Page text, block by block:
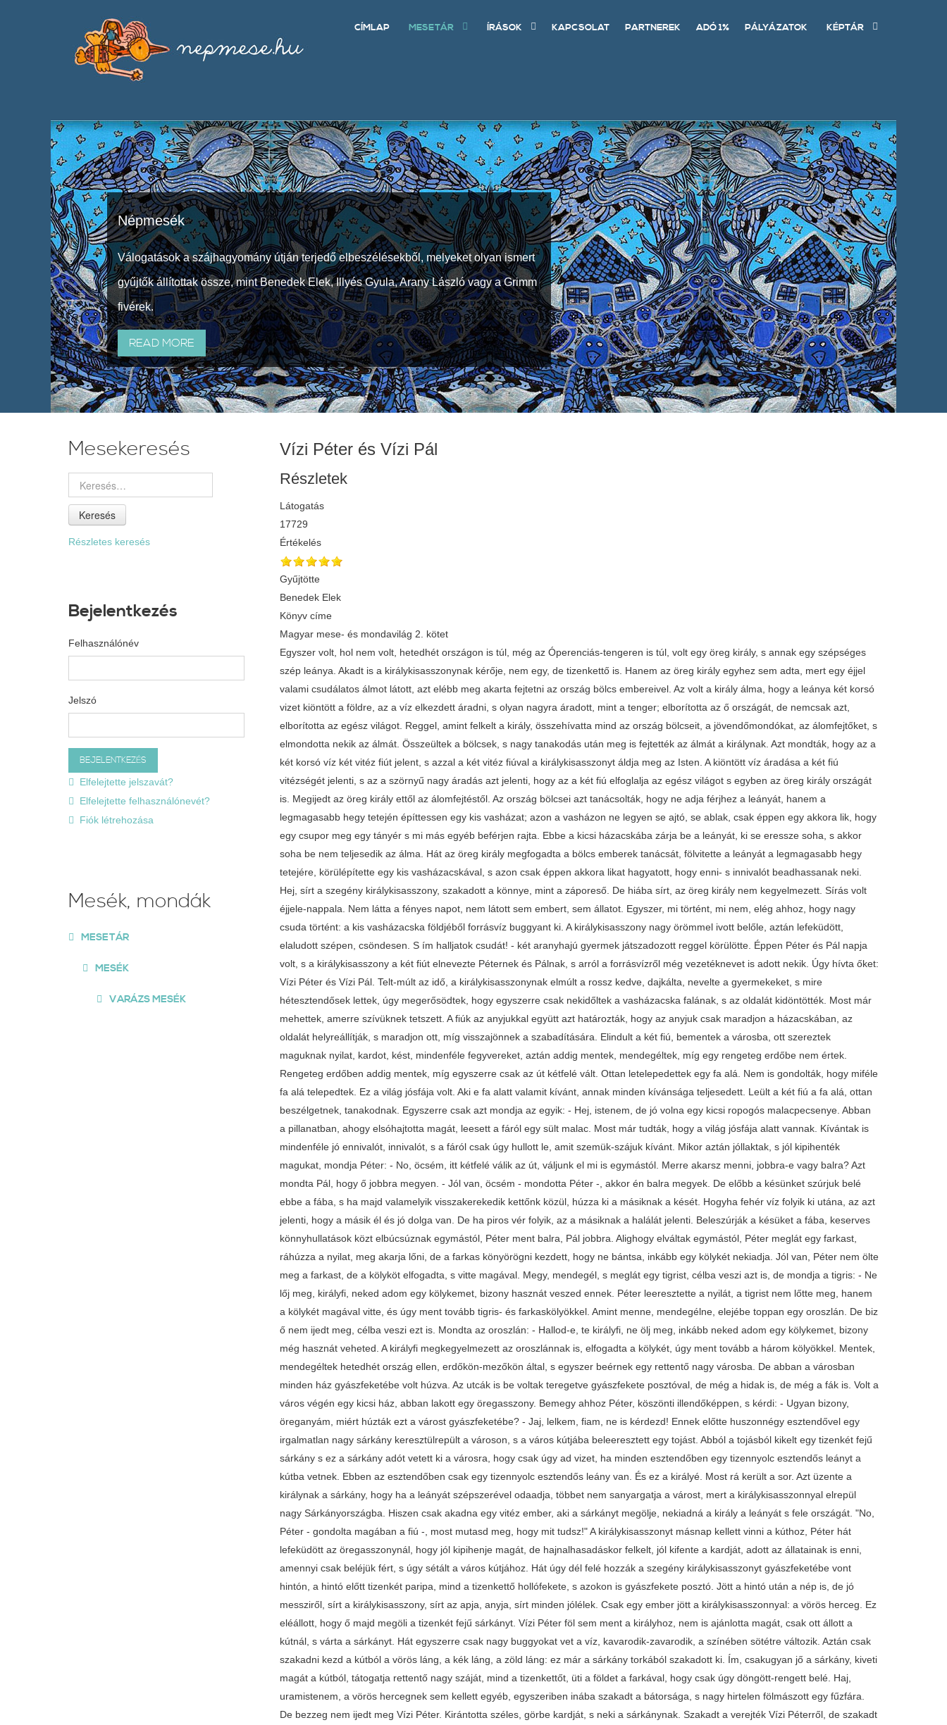
CÍMLAP MESETÁR ÍRÁSOK KAPCSOLAT PARTNEREK ADÓ 1% PÁLYÁZATOK KÉPTÁR
Népmesék
Válogatások a szájhagyomány útján terjedő elbeszélésekből, melyeket olyan ismert
gyűjtők állítottak össze, mint Benedek Elek, Illyés Gyula, Arany László vagy a Grimm
fivérek.
READ MORE
Vízi Péter és Vízi Pál
Részletek
Látogatás
17729
Értékelés
Gyűjtötte
Benedek Elek
Könyv címe
Magyar mese- és mondavilág 2. kötet
Egyszer volt, hol nem volt, hetedhét országon is túl, még az Óperenciás-tengeren is túl, volt egy öreg király, s annak egy szépséges szép leánya. Akadt is a királykisasszonynak kérője, nem egy, de tizenkettő is. Hanem az öreg király egyhez sem adta, mert egy éjjel valami csudálatos álmot látott, azt elébb meg akarta fejtetni az ország bölcs embereivel. Az volt a király álma, hogy a leánya két korsó vizet kiöntött a földre, az a víz elkezdett áradni, s olyan nagyra áradott, mint a tenger; elborította az ő országát, de nemcsak azt, elborította az egész világot. Reggel, amint felkelt a király, összehívatta mind az ország bölcseit, a jövendőmondókat, az álomfejtőket, s elmondotta nekik az álmát. Összeültek a bölcsek, s nagy tanakodás után meg is fejtették az álmát a királynak. Azt mondták, hogy az a két korsó víz két vitéz fiút jelent, s azzal a két vitéz fiúval a királykisasszonyt áldja meg az Isten. A kiöntött víz áradása a két fiú vitézségét jelenti, s az a szörnyű nagy áradás azt jelenti, hogy az a két fiú elfoglalja az egész világot s egyben az öreg király országát is. Megijedt az öreg király ettől az álomfejtéstől. Az ország bölcsei azt tanácsolták, hogy ne adja férjhez a leányát, hanem a legmagasabb hegy tetején építtessen egy kis vasházat; azon a vasházon ne legyen se ajtó, se ablak, csak éppen egy akkora lik, hogy egy csupor meg egy tányér s mi más egyéb beférjen rajta. Ebbe a kicsi házacskába zárja be a leányát, ki se eressze soha, s akkor soha be nem teljesedik az álma. Hát az öreg király megfogadta a bölcs emberek tanácsát, fölvitette a leányát a legmagasabb hegy tetejére, körülépítette egy kis vasházacskával, s azon csak éppen akkora likat hagyatott, hogy enni- s innivalót beadhassanak neki. Hej, sírt a szegény királykisasszony, szakadott a könnye, mint a záporeső. De hiába sírt, az öreg király nem kegyelmezett. Sírás volt éjjele-nappala. Nem látta a fényes napot, nem látott sem embert, sem állatot. Egyszer, mi történt, mi nem, elég ahhoz, hogy nagy csuda történt: a kis vasházacska földjéből forrásvíz buggyant ki. A királykisasszony nagy örömmel ivott belőle, aztán lefeküdött, elaludott szépen, csöndesen. S ím halljatok csudát! - két aranyhajú gyermek játszadozott reggel körülötte. Éppen Péter és Pál napja volt, s a királykisasszony a két fiút elnevezte Péternek és Pálnak, s arról a forrásvízről még vezetéknevet is adott nekik. Úgy hívta őket: Vízi Péter és Vízi Pál. Telt-múlt az idő, a királykisasszonynak elmúlt a rossz kedve, dajkálta, nevelte a gyermekeket, s mire hétesztendősek lettek, úgy megerősödtek, hogy egyszerre csak nekidőltek a vasházacska falának, s az oldalát kidöntötték. Most már mehettek, amerre szívüknek tetszett. A fiúk az anyjukkal együtt azt határozták, hogy az anyjuk csak maradjon a házacskában, az oldalát helyreállítják, s maradjon ott, míg visszajönnek a szabadítására. Elindult a két fiú, bementek a városba, ott szereztek maguknak nyilat, kardot, kést, mindenféle fegyvereket, aztán addig mentek, mendegéltek, míg egy rengeteg erdőbe nem értek. Rengeteg erdőben addig mentek, míg egyszerre csak az út kétfelé vált. Ottan letelepedettek egy fa alá. Nem is gondolták, hogy miféle fa alá telepedtek. Ez a világ jósfája volt. Aki e fa alatt valamit kívánt, annak minden kívánsága teljesedett. Leült a két fiú a fa alá, ottan beszélgetnek, tanakodnak. Egyszerre csak azt mondja az egyik: - Hej, istenem, de jó volna egy kicsi ropogós malacpecsenye. Abban a pillanatban, ahogy elsóhajtotta magát, leesett a fáról egy sült malac. Most már tudták, hogy a világ jósfája alatt vannak. Kívántak is mindenféle jó ennivalót, innivalót, s a fáról csak úgy hullott le, amit szemük-szájuk kívánt. Mikor aztán jóllaktak, s jól kipihenték magukat, mondja Péter: - No, öcsém, itt kétfelé válik az út, váljunk el mi is egymástól. Merre akarsz menni, jobbra-e vagy balra? Azt mondta Pál, hogy ő jobbra megyen. - Jól van, öcsém - mondotta Péter -, akkor én balra megyek. De előbb a késünket szúrjuk belé ebbe a fába, s ha majd valamelyik visszakerekedik kettőnk közül, húzza ki a másiknak a kését. Hogyha fehér víz folyik ki utána, az azt jelenti, hogy a másik él és jó dolga van. De ha piros vér folyik, az a másiknak a halálát jelenti. Beleszúrják a késüket a fába, keserves könnyhullatások közt elbúcsúznak egymástól, Péter ment balra, Pál jobbra. Alighogy elváltak egymástól, Péter meglát egy farkast, ráhúzza a nyilat, meg akarja lőni, de a farkas könyörögni kezdett, hogy ne bántsa, inkább egy kölykét nekiadja. Jól van, Péter nem ölte meg a farkast, de a kölyköt elfogadta, s vitte magával. Megy, mendegél, s meglát egy tigrist, célba veszi azt is, de mondja a tigris: - Ne lőj meg, királyfi, neked adom egy kölykemet, bizony hasznát veszed ennek. Péter leeresztette a nyilát, a tigrist nem lőtte meg, hanem a kölykét magával vitte, és úgy ment tovább tigris- és farkaskölyökkel. Amint menne, mendegélne, elejébe toppan egy oroszlán. De biz ő nem ijedt meg, célba veszi ezt is. Mondta az oroszlán: - Hallod-e, te királyfi, ne ölj meg, inkább neked adom egy kölykemet, bizony még hasznát veheted. A királyfi megkegyelmezett az oroszlánnak is, elfogadta a kölykét, úgy ment tovább a három kölyökkel. Mentek, mendegéltek hetedhét ország ellen, erdőkön-mezőkön által, s egyszer beérnek egy rettentő nagy városba. De abban a városban minden ház gyászfeketébe volt húzva. Az utcák is be voltak teregetve gyászfekete posztóval, de még a hidak is, de még a fák is. Volt a város végén egy kicsi ház, abban lakott egy öregasszony. Bemegy ahhoz Péter, köszönti illendőképpen, s kérdi: - Ugyan bizony, öreganyám, miért húzták ezt a várost gyászfeketébe? - Jaj, lelkem, fiam, ne is kérdezd! Ennek előtte huszonnégy esztendővel egy irgalmatlan nagy sárkány keresztülrepült a városon, s a város kútjába beleeresztett egy tojást. Abból a tojásból kikelt egy tizenkét fejű sárkány s ez a sárkány adót vetett ki a városra, hogy csak úgy ad vizet, ha minden esztendőben egy tizennyolc esztendős leányt a kútba vetnek. Ebben az esztendőben csak egy tizennyolc esztendős leány van. És ez a királyé. Most rá került a sor. Azt üzente a királynak a sárkány, hogy ha a leányát szépszerével odaadja, többet nem sanyargatja a várost, mert a királykisasszonnyal elrepül nagy Sárkányországba. Hiszen csak akadna egy vitéz ember, aki a sárkányt megölje, nekiadná a király a leányát s fele országát. "No, Péter - gondolta magában a fiú -, most mutasd meg, hogy mit tudsz!" A királykisasszonyt másnap kellett vinni a kúthoz, Péter hát lefeküdött az öregasszonynál, hogy jól kipihenje magát, de hajnalhasadáskor felkelt, jól kifente a kardját, adott az állatainak is enni, amennyi csak beléjük fért, s úgy sétált a város kútjához. Hát úgy dél felé hozzák a szegény királykisasszonyt gyászfeketébe vont hintón, a hintó előtt tizenkét paripa, mind a tizenkettő hollófekete, s azokon is gyászfekete posztó. Jött a hintó után a nép is, de jó messziről, sírt a királykisasszony, sírt az apja, anyja, sírt minden jólélek. Csak egy ember jött a királykisasszonnyal: a vörös herceg. Ez eléállott, hogy ő majd megöli a tizenkét fejű sárkányt. Vízi Péter föl sem ment a királyhoz, nem is ajánlotta magát, csak ott állott a kútnál, s várta a sárkányt. Hát egyszerre csak nagy buggyokat vet a víz, kavarodik-zavarodik, a színében sötétre változik. Aztán csak szakadni kezd a kútból a vörös láng, a kék láng, a zöld láng: ez már a sárkány torkából szakadott ki. Ím, csakugyan jő a sárkány, kiveti magát a kútból, tátogatja rettentő nagy száját, mind a tizenkettőt, üti a földet a farkával, hogy csak úgy döngött-rengett belé. Haj, uramistenem, a vörös hercegnek sem kellett egyéb, egyszeriben inába szakadt a bátorsága, s nagy hirtelen fölmászott egy fűzfára. De bezzeg nem ijedt meg Vízi Péter. Kirántotta széles, görbe kardját, s neki a sárkánynak. Szakadt a verejték Vízi Péterről, de szakadt a sárkányról is, mert hiába erősködtek, sem Vízi Péter nem tudta halálosan megvágni, sem a sárkány nem tudott úgy fordulni, hogy a farkával megcsaphassa Vízi Pétert, pedig mind azon mesterkedett. Hanem mikor az állatok látták, hogy a gazdájuk mindjárt a fűbe harap, uccu, neki a sárkánynak, a tigris lekapta a farkát, megragadta az oroszlán is, meg a farkas is, s abban a szempillantásban Vízi Péter beleugrott a sárkány tizenkettedik szájába, nagy hirtelen a buzogányával kipeckelte a száját, leszaladt a gyomrába, ottan megtalálta a sárkány lelkét fekete galamb képében, annak a szívét keresztülszúrta, s amint vége volt a fekete galamb életének, vége lett abban a minutában a sárkány életének is. Akkor Vízi Péter szépen végigsétált a sárkánynak mind a tizenkét fejében. Mind a tizenkét fejében talált egy-egy aranyalmát; azokat a zsebébe tette, s szépen kisétált a földre. Szörnyűképpen el volt fáradva Vízi Péter, a fejét lehajtotta a királykisasszony ölébe, s egyszeriben elaludott. Elaludtak az állatai is, de a fűzfán ülő vörös hercegnek sem kellett egyéb. Bezzeg most nem félt, leszállott a fűzfáról, felkapta Vízi Péter kardját, a másik kezével befogta a királykisasszony száját, hogy ne kiálthasson, s Vízi Péter nyakát levágta. Nem volt arra senki lélek, aki ezt látta volna. A vörös herceg hát szépen hazavezette a királykisasszonyt, de útközben megmondta neki, hogy ha elárulja, így meg úgy öli meg. Fölmennek a palotába, ott a vörös herceg eldicsekedik, hogy így meg úgy ölte meg a sárkányt, s mert hogy a királykisasszony nem mert szólni, mindjárt papot hívattak, nagy lakodalmat csaptak, a vendégségnél a vörös herceget a főhelyre ültették, de még tizenkét selyempárnát is tettek alája. Amíg a királynál folyt a dínomdánom, lakodalom, azalatt az állatok felébredtek, s látják, hogy a gazdájuk feje le van vágva. Nosza, szalasztják a tigrist - mert az volt a közöttük a legjobb futó -, hogy hozzon az erdőből forrasztófüvet, azzal majd visszaforrasztják a gazdájuk fejét. Elszalad a tigris, s amint szalad az erdő felé, találkozik egy nyúllal. Annak a nyúlnak a szája tele volt valami fűvel. Kérdi a tigris: - Mit viszel, te nyúl? - Én bizony útilaput a fiamnak. -
Mesekeresés
Keresés
Részletes keresés
Bejelentkezés
Felhasználónév
Jelszó
Elfelejtette jelszavát?
Elfelejtette felhasználónevét?
Fiók létrehozása
Mesék, mondák
MESETÁR
MESÉK
VARÁZS MESÉK